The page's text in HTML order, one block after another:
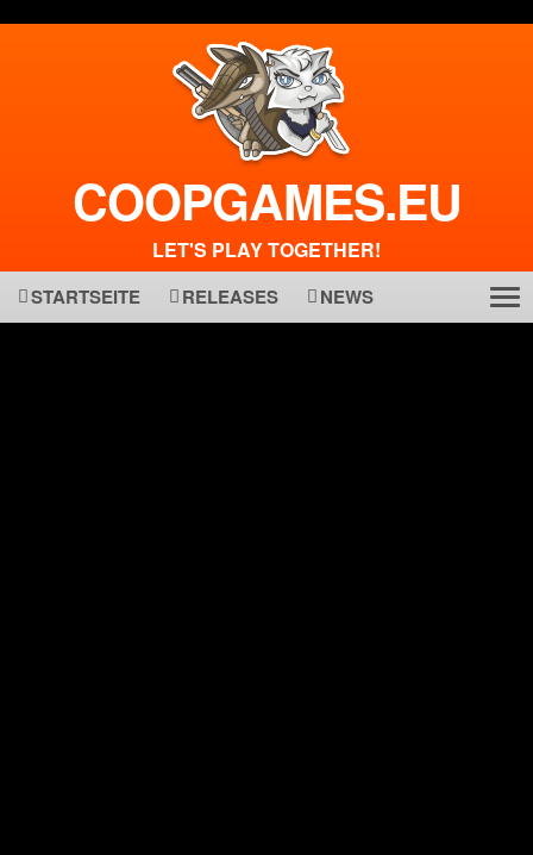
COOPGAMES.EU
LET'S PLAY TOGETHER!
STARTSEITE RELEASES NEWS